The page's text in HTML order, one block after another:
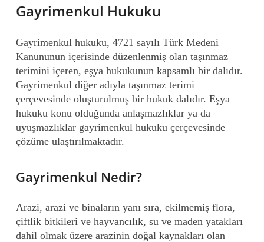
Gayrimenkul Hukuku
Gayrimenkul hukuku, 4721 sayılı Türk Medeni
Kanununun içerisinde düzenlenmiş olan taşınmaz
terimini içeren, eşya hukukunun kapsamlı bir dalıdır.
Gayrimenkul diğer adıyla taşınmaz terimi
çerçevesinde oluşturulmuş bir hukuk dalıdır. Eşya
hukuku konu olduğunda anlaşmazlıklar ya da
uyuşmazlıklar gayrimenkul hukuku çerçevesinde
çözüme ulaştırılmaktadır.
Gayrimenkul Nedir?
Arazi, arazi ve binaların yanı sıra, ekilmemiş flora,
çiftlik bitkileri ve hayvancılık, su ve maden yatakları
dahil olmak üzere arazinin doğal kaynakları olan